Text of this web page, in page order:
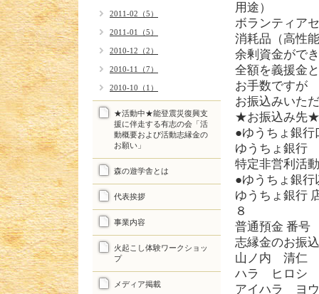
用途）
ボランティア
消耗品（高性
余剰資金がで
全額を義援金
お手数ですが
お振込みいた
★お振込み先★
●ゆうちょ銀行
ゆうちょ銀
特定非営利活
●ゆうちょ銀行
ゆうちょ銀
８
普通預金 番
志縁金のお振
山ノ内 清仁
ハラ ヒロシ
アイハラ ヨ
2011-02（5）
2011-01（5）
2010-12（2）
2010-11（7）
2010-10（1）
★活動中★能登震災復興支
援に伴走する有志の会「活
動概要および活動志縁金の
お願い」
森の遊学舎とは
代表挨拶
事業内容
火起こし体験ワークショッ
プ
メディア掲載